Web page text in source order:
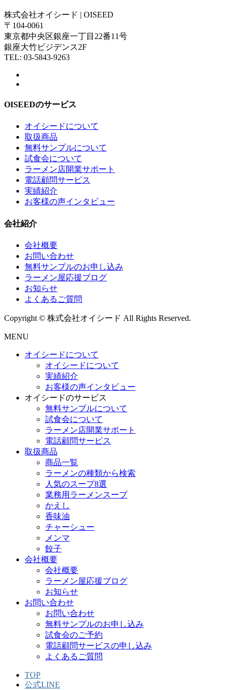
株式会社オイシード | OISEED
〒104-0061
東京都中央区銀座一丁目22番11号
銀座大竹ビジデンス2F
TEL: 03-5843-9263
OISEEDのサービス
オイシードについて
取扱商品
無料サンプルについて
試食会について
ラーメン店開業サポート
電話顧問サービス
実績紹介
お客様の声インタビュー
会社紹介
会社概要
お問い合わせ
無料サンプルのお申し込み
ラーメン屋応援ブログ
お知らせ
よくあるご質問
Copyright © 株式会社オイシード All Rights Reserved.
MENU
オイシードについて
オイシードについて
実績紹介
お客様の声インタビュー
オイシードのサービス
無料サンプルについて
試食会について
ラーメン店開業サポート
電話顧問サービス
取扱商品
商品一覧
ラーメンの種類から検索
人気のスープ8選
業務用ラーメンスープ
かえし
香味油
チャーシュー
メンマ
餃子
会社概要
会社概要
ラーメン屋応援ブログ
お知らせ
お問い合わせ
お問い合わせ
無料サンプルのお申し込み
試食会のご予約
電話顧問サービスの申し込み
よくあるご質問
TOP
公式LINE